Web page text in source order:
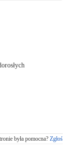
była pomocna? Zgłoś